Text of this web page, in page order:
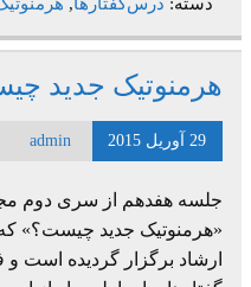
هرمنوتیک جدید
29 آوریل 2015 admin
جلسه هفدهم از سری دوم
ارشاد برگزار گردیده است